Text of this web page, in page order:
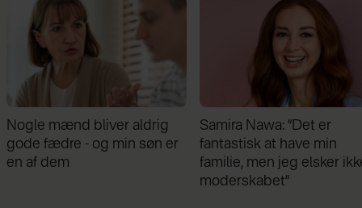
Samira Nawa: ”Det er
fantastisk at have min
familie, men jeg elsker ikke
Jeg valgte at blive skilt
min mand - da jeg en dag
gik forbi hans hus, fik jeg
chok